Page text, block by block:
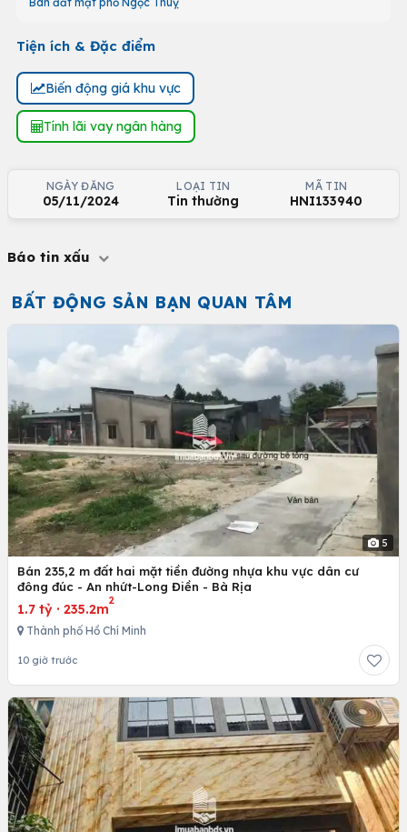
Tiện ích & Đặc điểm
Biến động giá khu vực
Tính lãi vay ngân hàng
NGÀY ĐĂNG
05/11/2024
LOẠI TIN
Tin thường
MÃ TIN
HNI133940
Báo tin xấu
BẤT ĐỘNG SẢN BẠN QUAN TÂM
5
Bán 235,2 m đất hai mặt tiền đường nhựa khu vực dân cư
đông đúc - An nhứt-Long Điền - Bà Rịa
1.7 tỷ · 235.2m
2
Thành phố Hồ Chí Minh
10 giờ trước